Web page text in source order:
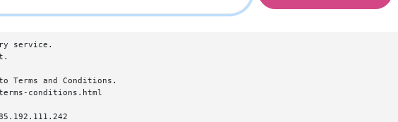
service.
Terms and Conditions.
conditions.html